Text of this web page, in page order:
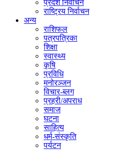
प्रदेश निर्वाचन
राष्ट्रिय निर्वाचन
अन्य
राशिफल
पत्रपत्रिका
शिक्षा
स्वास्थ्य
कृषि
प्रविधि
मनोरञ्जन
विचार-ब्लग
प्रहरी/अपराध
समाज
घटना
साहित्य
धर्म-संस्कृति
पर्यटन